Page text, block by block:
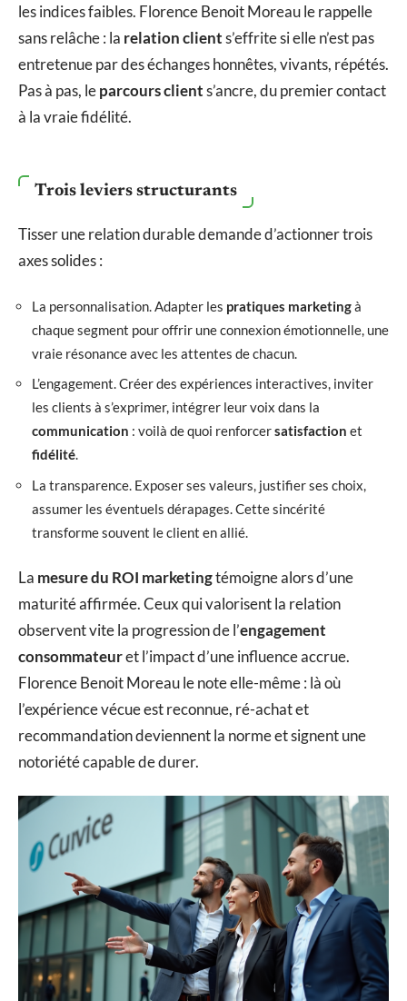
les indices faibles. Florence Benoit Moreau le rappelle
sans relâche : la relation clients’effrite si elle n’est pas
entretenue par des échanges honnêtes, vivants, répétés.
Pas à pas, leparcours clients’ancre, du premier contact
à la vraie fidélité.
Trois leviers structurants
Tisser une relation durable demande d’actionner trois
axes solides :
La personnalisation. Adapter les pratiques marketingà
chaque segment pour offrir une connexion émotionnelle, une
vraie résonance avec les attentes de chacun.
L’engagement. Créer des expériences interactives, inviter
les clients à s’exprimer, intégrer leur voix dans la
communication : voilà de quoi renforcersatisfaction et
fidélité.
La transparence. Exposer ses valeurs, justifier ses choix,
assumer les éventuels dérapages. Cette sincérité
transforme souvent le client en allié.
La mesure du ROI marketingtémoigne alors d’une
maturité affirmée. Ceux qui valorisent la relation
observent vite la progression de l’engagement
consommateuret l’impact d’une influence accrue.
Florence Benoit Moreau le note elle-même : là où
l’expérience vécue est reconnue, ré-achat et
recommandation deviennent la norme et signent une
notoriété capable de durer.